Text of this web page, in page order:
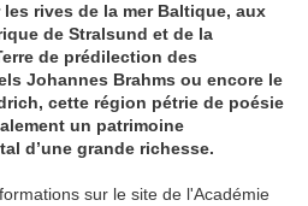
rives de la mer Baltique, aux
de Stralsund et de la
de prédilection des
Johannes Brahms ou encore le
cette région pétrie de poésie
un patrimoine
d’une grande richesse.
sur le site de l'Académie